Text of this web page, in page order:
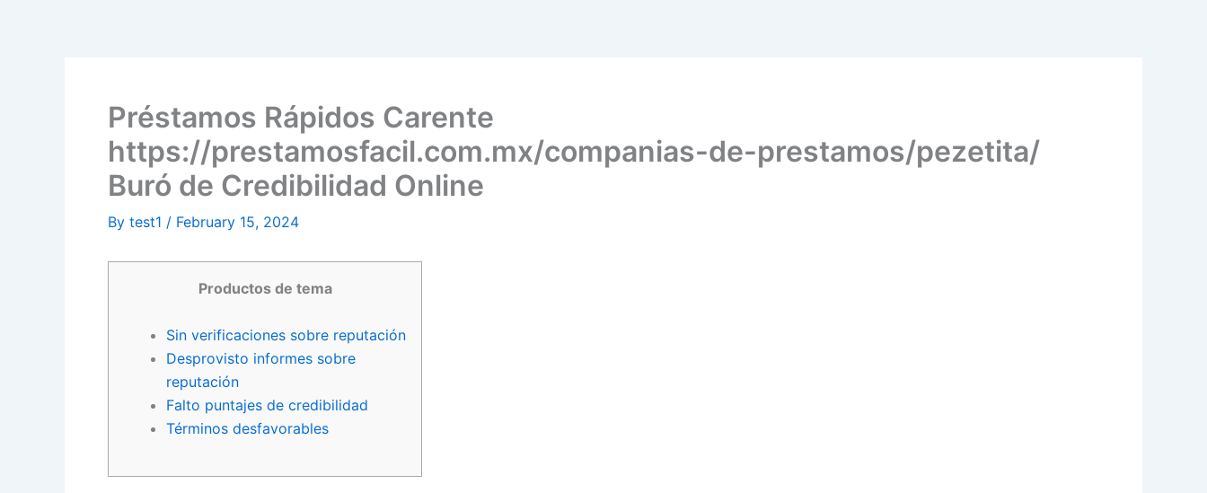
Préstamos Rápidos Carente
https://prestamosfacil.com.mx/companias-de-prestamos/pezetita/
Buró de Credibilidad Online
By test1 / February 15, 2024
Productos de tema
Sin verificaciones sobre reputación
Desprovisto informes sobre
reputación
Falto puntajes de credibilidad
Términos desfavorables